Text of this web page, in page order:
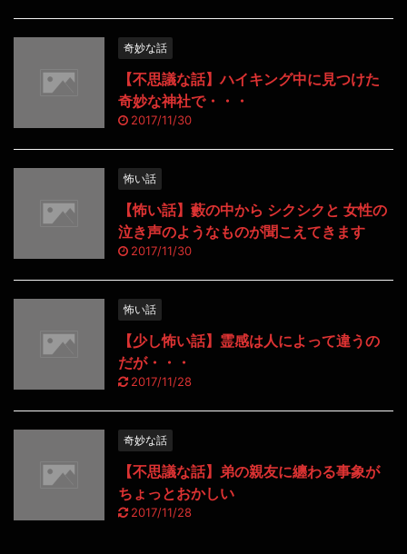
奇妙な話
【不思議な話】ハイキング中に見つけた
奇妙な神社で・・・
2017/11/30
怖い話
【怖い話】藪の中から シクシクと 女性の
泣き声のようなものが聞こえてきます
2017/11/30
怖い話
【少し怖い話】霊感は人によって違うの
だが・・・
2017/11/28
奇妙な話
【不思議な話】弟の親友に纏わる事象が
ちょっとおかしい
2017/11/28